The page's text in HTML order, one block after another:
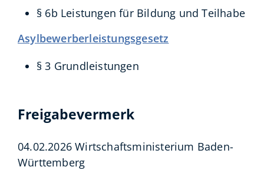
§ 6b Leistungen für Bildung und Teilhabe
Asylbewerberleistungsgesetz
§ 3 Grundleistungen
Freigabevermerk
04.02.2026 Wirtschaftsministerium Baden-
Württemberg